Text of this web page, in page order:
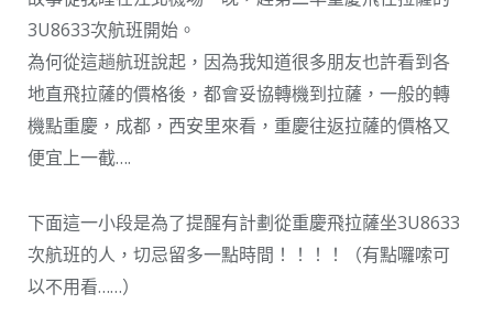
3U8633次航班開始。
為何從這趟航班說起，因為我知道很多朋友也許看到各
地直飛拉薩的價格後，都會妥協轉機到拉薩，一般的轉
機點重慶，成都，西安里來看，重慶往返拉薩的價格又
便宜上一截….
下面這一小段是為了提醒有計劃從重慶飛拉薩坐3U8633
次航班的人，切忌留多一點時間！！！！（有點囉嗦可
以不用看……）